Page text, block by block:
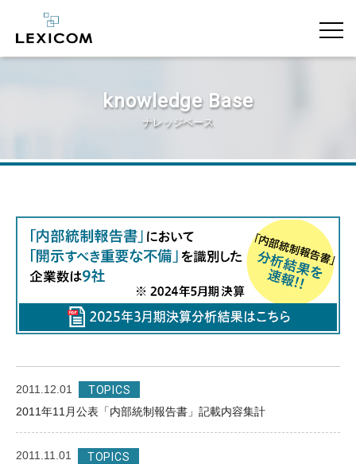
knowledge Base
ナレッジベース
2011.12.01
TOPICS
2011年11月公表「内部統制報告書」記載内容集計
2011.11.01
TOPICS